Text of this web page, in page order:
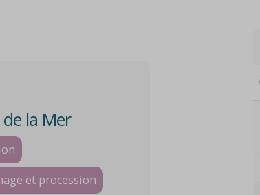
la Mer
et procession